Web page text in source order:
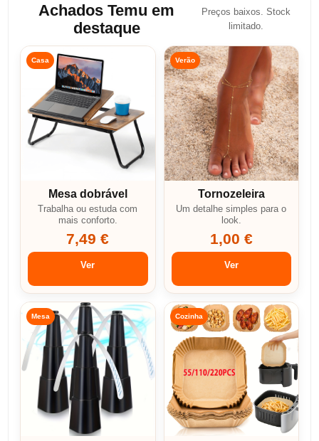
Achados Temu em
destaque
Preços baixos. Stock
limitado.
Casa
Mesa dobrável
Trabalha ou estuda com
mais conforto.
7,49 €
Ver
Verão
Tornozeleira
Um detalhe simples para o
look.
1,00 €
Ver
Mesa Cozinha